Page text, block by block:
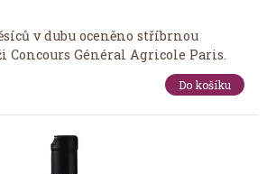
v dubu oceněno stříbrnou
Concours Général Agricole Paris.
Do košíku